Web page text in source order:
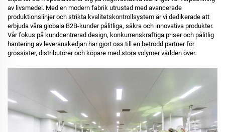
av livsmedel. Med en modern fabrik utrustad med avancerade
produktionslinjer och strikta kvalitetskontrollsystem är vi dedikerade att
erbjuda våra globala B2B-kunder pålitliga, säkra och innovativa produkter.
Vår fokus på kundcentrerad design, konkurrenskraftiga priser och pålitlig
hantering av leveranskedjan har gjort oss till en betrodd partner för
grossister, distributörer och köpare med stora volymer världen över.